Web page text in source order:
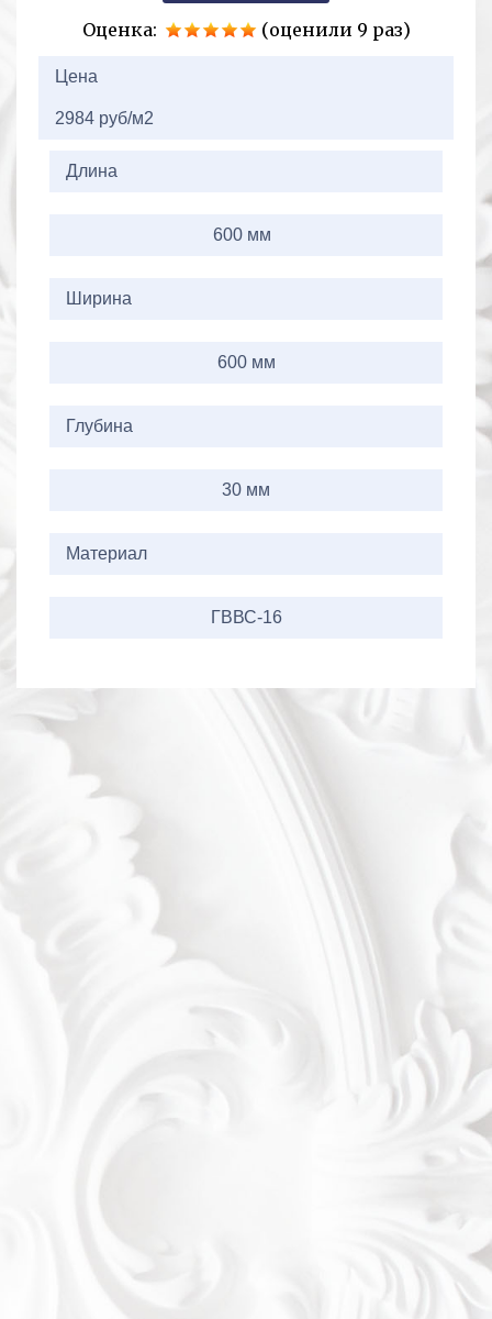
Оценка:
(оценили 9 раз)
Цена
2984 руб/м2
Длина
600 мм
Ширина
600 мм
Глубина
30 мм
Материал
ГВВС-16